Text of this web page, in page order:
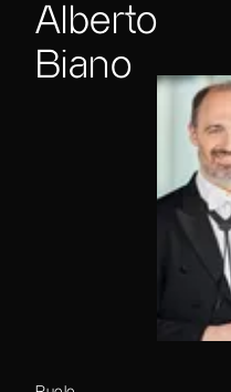
Alberto
Biano